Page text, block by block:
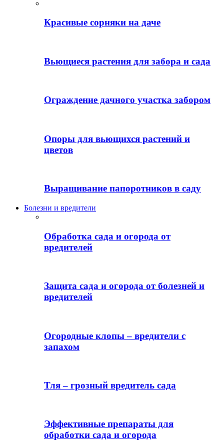
Красивые сорняки на даче
Вьющиеся растения для забора и сада
Ограждение дачного участка забором
Опоры для вьющихся растений и
цветов
Выращивание папоротников в саду
Болезни и вредители
Обработка сада и огорода от
вредителей
Защита сада и огорода от болезней и
вредителей
Огородные клопы – вредители с
запахом
Тля – грозный вредитель сада
Эффективные препараты для
обработки сада и огорода